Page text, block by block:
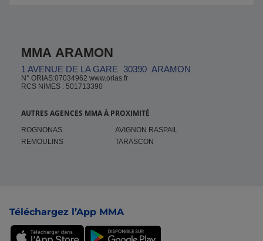
MMA ARAMON
1 AVENUE DE LA GARE 30390 ARAMON
N° ORIAS:07034962 www.orias.fr
RCS NIMES : 501713390
AUTRES AGENCES MMA À PROXIMITÉ
ROGNONAS
AVIGNON RASPAIL
REMOULINS
TARASCON
Téléchargez l’App MMA